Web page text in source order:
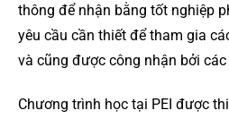
thông để nhận bằng tốt nghiệp
yêu cầu cần thiết để tham gia
và cũng được công nhận bởi
Chương trình học tại PEI được